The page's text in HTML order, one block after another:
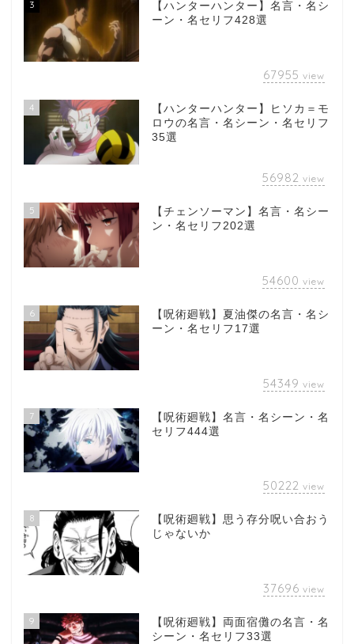
3
【ハンターハンター】名言・名シ
ーン・名セリフ428選
67955 view
4
【ハンターハンター】ヒソカ＝モ
ロウの名言・名シーン・名セリフ
35選
56982 view
5
【チェンソーマン】名言・名シー
ン・名セリフ202選
54600 view
6
【呪術廻戦】夏油傑の名言・名シ
ーン・名セリフ17選
54349 view
7
【呪術廻戦】名言・名シーン・名
セリフ444選
50222 view
8
【呪術廻戦】思う存分呪い合おう
じゃないか
37696 view
9
【呪術廻戦】両面宿儺の名言・名
シーン・名セリフ33選